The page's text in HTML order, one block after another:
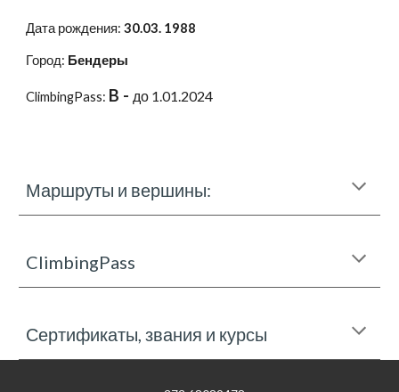
Дата рождения:30.03. 1988
Город: Бендеры
ClimbingPass: B - до 1.01.2024
Маршруты и вершины:
ClimbingPass
Сертификаты, звания и курсы